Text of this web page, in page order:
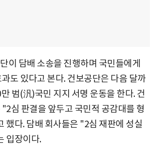
이 담배 소송을 진행하며 국민들에게
도 있다고 본다. 건보공단은 다음 달까
범(汎)국민 지지 서명 운동을 한다. 건
심 판결을 앞두고 국민적 공감대를 형
했다. 담배 회사들은 "2심 재판에 성실
입장이다.